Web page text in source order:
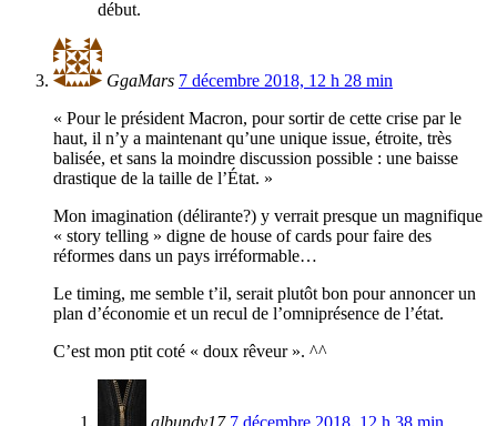
début.
GgaMars 7 décembre 2018, 12 h 28 min
« Pour le président Macron, pour sortir de cette crise par le
haut, il n’y a maintenant qu’une unique issue, étroite, très
balisée, et sans la moindre discussion possible : une baisse
drastique de la taille de l’État. »
Mon imagination (délirante?) y verrait presque un magnifique
« story telling » digne de house of cards pour faire des
réformes dans un pays irréformable…
Le timing, me semble t’il, serait plutôt bon pour annoncer un
plan d’économie et un recul de l’omniprésence de l’état.
C’est mon ptit coté « doux rêveur ». ^^
albundy17 7 décembre 2018, 12 h 38 min